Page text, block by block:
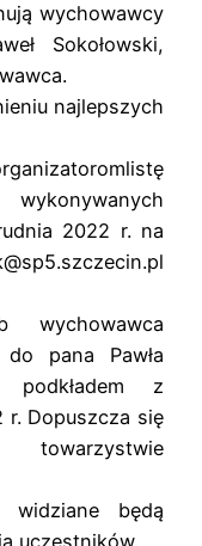
wychowawcy
Sokołowski,
najlepszych
2022 r. na
pana Pawła
podkładem z
r. Dopuszcza się
widziane będą